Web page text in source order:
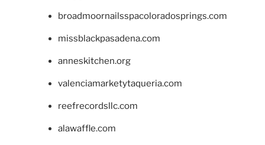
broadmoornailsspacoloradosprings.com
missblackpasadena.com
anneskitchen.org
valenciamarketytaqueria.com
reefrecordsllc.com
alawaffle.com